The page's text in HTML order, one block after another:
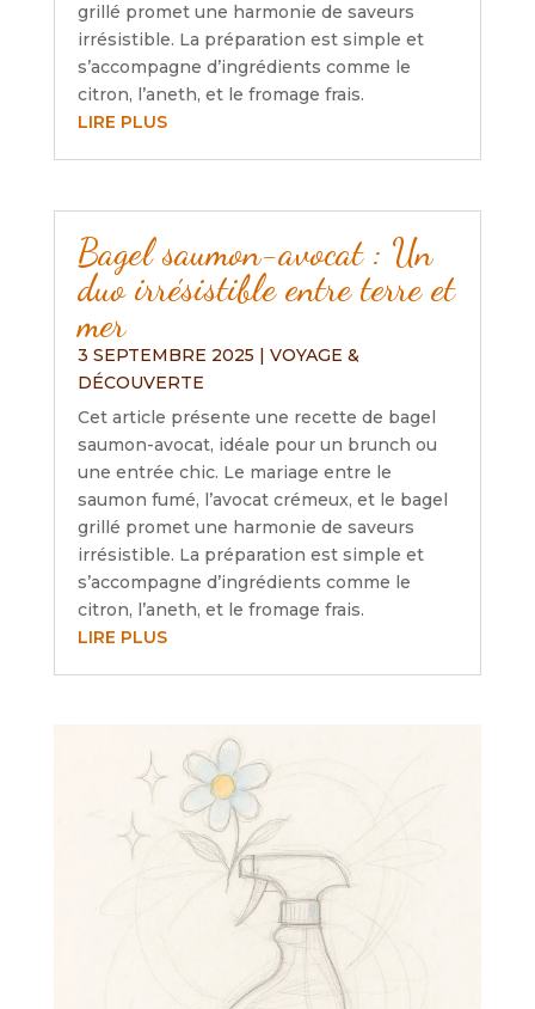
grillé promet une harmonie de saveurs
irrésistible. La préparation est simple et
s’accompagne d’ingrédients comme le
citron, l’aneth, et le fromage frais.
LIRE PLUS
Bagel saumon-avocat : Un
duo irrésistible entre terre et
mer
3 SEPTEMBRE 2025 | VOYAGE &
DÉCOUVERTE
Cet article présente une recette de bagel
saumon-avocat, idéale pour un brunch ou
une entrée chic. Le mariage entre le
saumon fumé, l’avocat crémeux, et le bagel
grillé promet une harmonie de saveurs
irrésistible. La préparation est simple et
s’accompagne d’ingrédients comme le
citron, l’aneth, et le fromage frais.
LIRE PLUS